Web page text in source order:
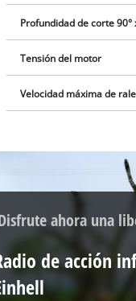
Profundidad de corte 90°
Tensión del motor
Velocidad máxima de
ahora una
de acción